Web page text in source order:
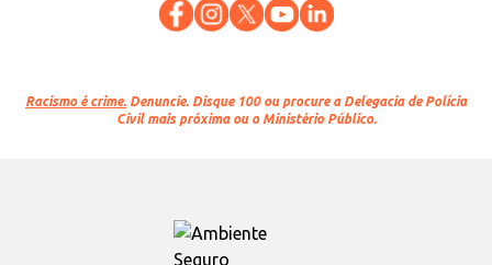
Racismo é crime. Denuncie. Disque 100 ou procure a Delegacia de Polícia
Civil mais próxima ou o Ministério Público.